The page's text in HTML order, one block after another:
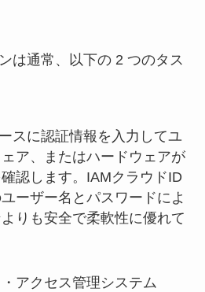
は通常、以下の 2 つのタス
スに認証情報を入力してユ
ア、またはハードウェアが
認します。IAMクラウドID
ーザー名とパスワードによ
りも安全で柔軟性に優れて
アクセス管理システム